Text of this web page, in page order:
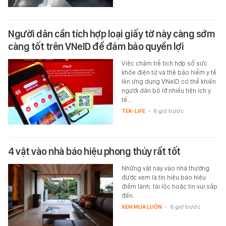
Người dân cần tích hợp loại giấy tờ này càng sớm
càng tốt trên VNeID để đảm bảo quyền lợi
Việc chậm trễ tích hợp sổ sức
khỏe điện tử và thẻ bảo hiểm y tế
lên ứng dụng VNeID có thể khiến
người dân bỏ lỡ nhiều tiện ích y
tế…
TEK-LIFE - 6 giờ trước
4 vật vào nhà báo hiệu phong thủy rất tốt
Những vật này vào nhà thường
được xem là tín hiệu báo hiệu
điềm lành, tài lộc hoặc tin vui sắp
đến.
XEM MUA LUÔN - 6 giờ trước